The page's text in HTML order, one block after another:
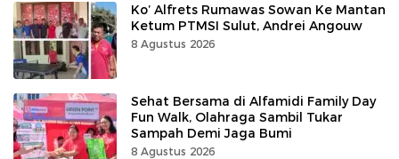
Ko’ Alfrets Rumawas Sowan Ke Mantan
Ketum PTMSI Sulut, Andrei Angouw
8 Agustus 2026
Sehat Bersama di Alfamidi Family Day
Fun Walk, Olahraga Sambil Tukar
Sampah Demi Jaga Bumi
8 Agustus 2026